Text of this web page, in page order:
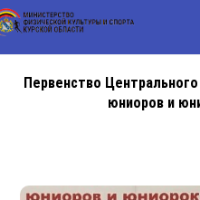
Первенство
юниоров и